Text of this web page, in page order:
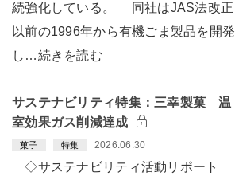
続強化している。 同社はJAS法改正
以前の1996年から有機ごま製品を開発
し…続きを読む
サステナビリティ特集：三幸製菓 温
室効果ガス削減達成
菓子 特集 2026.06.30
◇サステナビリティ活動リポート